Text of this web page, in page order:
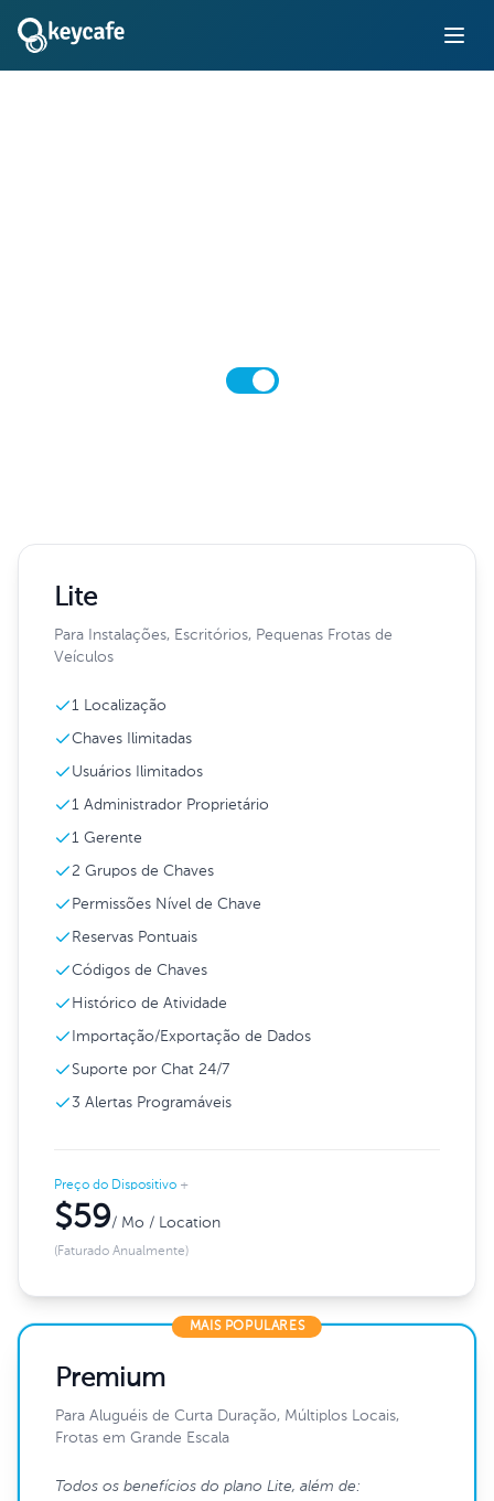
Anual
Lite
Para Instalações, Escritórios, Pequenas Frotas de
Veículos
1 Localização
Chaves Ilimitadas
Usuários Ilimitados
1 Administrador Proprietário
1 Gerente
2 Grupos de Chaves
Permissões Nível de Chave
Reservas Pontuais
Códigos de Chaves
Histórico de Atividade
Importação/Exportação de Dados
Suporte por Chat 24/7
3 Alertas Programáveis
Preço do Dispositivo +
$59/ Mo / Location
(Faturado Anualmente)
MAIS POPULARES
Premium
Para Aluguéis de Curta Duração, Múltiplos Locais,
Frotas em Grande Escala
Todos os benefícios do plano Lite, além de: